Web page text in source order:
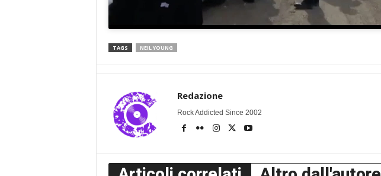
TAGS NEIL YOUNG
Redazione
Rock Addicted Since 2002